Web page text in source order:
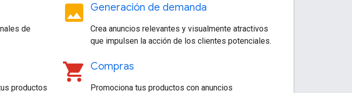
de
image Generación de demanda
Crea anuncios relevantes y visualmente atractivos
que impulsen la acción de los clientes potenciales.
productos
shopping_cart Compras
Promociona tus productos con anuncios